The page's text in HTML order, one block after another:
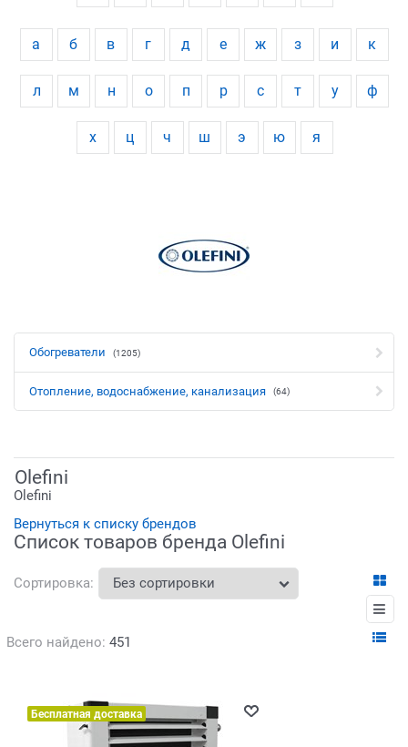
а б в г д е ж з и к
л м н о п р с т у ф
х ц ч ш э ю я
Обогреватели (1205)
Отопление, водоснабжение, канализация (64)
Olefini
Olefini
Вернуться к списку брендов
Список товаров бренда Olefini
Сортировка:
Всего найдено: 451
Бесплатная доставка